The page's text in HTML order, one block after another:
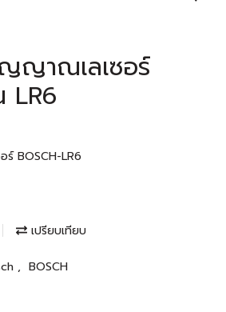
ญาณเลเซอร์
LR6
BOSCH-LR6
เปรียบเทียบ
, BOSCH